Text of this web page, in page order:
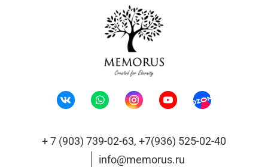
+ 7 (903) 739-02-63, +7(936) 525-02-40
info@memorus.ru